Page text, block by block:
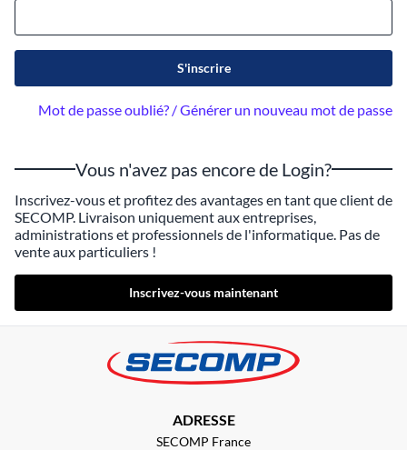
S'inscrire
Mot de passe oublié? / Générer un nouveau mot de passe
Vous n'avez pas encore de Login?
Inscrivez-vous et profitez des avantages en tant que client de
SECOMP. Livraison uniquement aux entreprises,
administrations et professionnels de l'informatique. Pas de
vente aux particuliers !
Inscrivez-vous maintenant
ADRESSE
SECOMP France